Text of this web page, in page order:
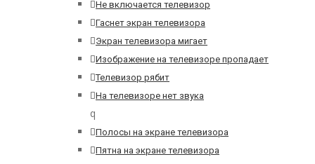
Не включается телевизор
Гаснет экран телевизора
Экран телевизора мигает
Изображение на телевизоре пропадает
Телевизор рябит
На телевизоре нет звука
q
Полосы на экране телевизора
Пятна на экране телевизора